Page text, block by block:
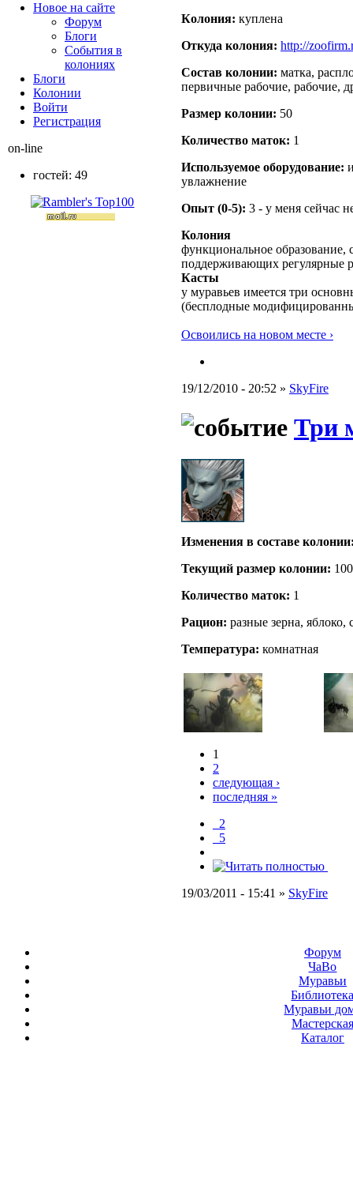
Кoлония: куплена
Откуда кoлония: http://
Состав кoлонии: матка,
первичные рабочие, рабочие,
Размер кoлонии: 50
Количество маток: 1
Используемое оборудование:
увлажнение
Опыт (0-5): 3 - у меня сейчас
Колония
функциональное образование,
поддерживающих регулярные
Касты
у муравьев имеется три
(бесплодные
Освоились на новом месте ›
19/12/2010 - 20:52 » SkyFire
Три
Изменения в составе
Текущий размер кoлонии: 100
Количество маток: 1
Рацион: разные зерна,
Температура: комнатная
1
2
следующая ›
последняя »
_2
_5
19/03/2011 - 15:41 » SkyFire
Новое на сайте
Форум
Блоги
События в
колониях
Блоги
Колонии
Войти
Peгиcтpaция
on-line
гостей: 49
Форум
ЧаВо
Муравьи
Муравьи
Мастерская
Каталог